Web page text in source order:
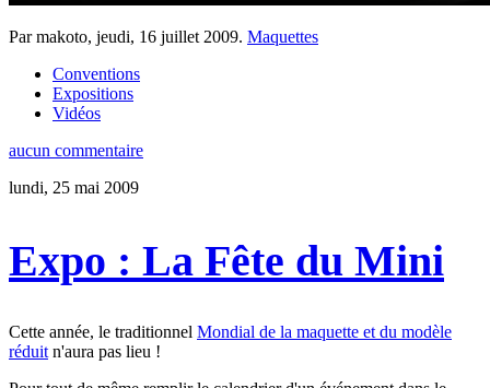
Par makoto, jeudi, 16 juillet 2009. Maquettes
Conventions
Expositions
Vidéos
aucun commentaire
lundi, 25 mai 2009
Expo : La Fête du Mini
Cette année, le traditionnel Mondial de la maquette et du modèle
réduit n'aura pas lieu !